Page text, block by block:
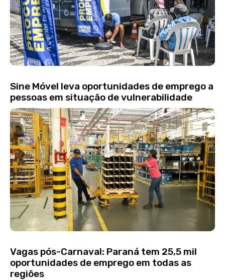
Sine Móvel leva oportunidades de emprego a
pessoas em situação de vulnerabilidade
Vagas pós-Carnaval: Paraná tem 25,5 mil
oportunidades de emprego em todas as
regiões